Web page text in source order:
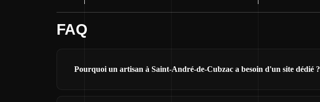
FAQ
Pourquoi un artisan à Saint-André-de-Cubzac a besoin d'un site dédié ?